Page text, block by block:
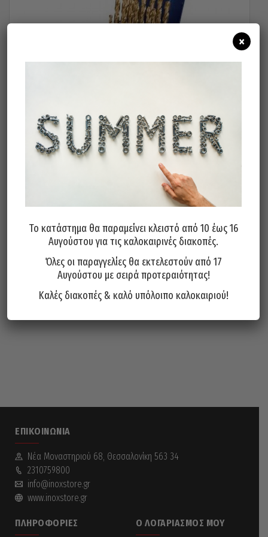
Τρυπάνια Τιτανίου Σετ 19 Τεμ. PTG Γερμανίας HSS 1-10mm
Προσθήκη στο καλάθι
ΕΠΙΚΟΙΝΩΝΊΑ
Νέα Mοναστηριού 68, Θεσσαλονίκη 563 34
2310759800
info@inoxstore.gr
www.inoxstore.gr
ΠΛΗΡΟΦΟΡΊΕΣ Ο ΛΟΓΑΡΙΑΣΜΌΣ ΜΟΥ
Το κατάστημα θα παραμείνει κλειστό από 10 έως 16
Αυγούστου για τις καλοκαιρινές διακοπές.
Όλες οι παραγγελίες θα εκτελεστούν από 17
Αυγούστου με σειρά προτεραιότητας!
Καλές διακοπές & καλό υπόλοιπο καλοκαιριού!
×